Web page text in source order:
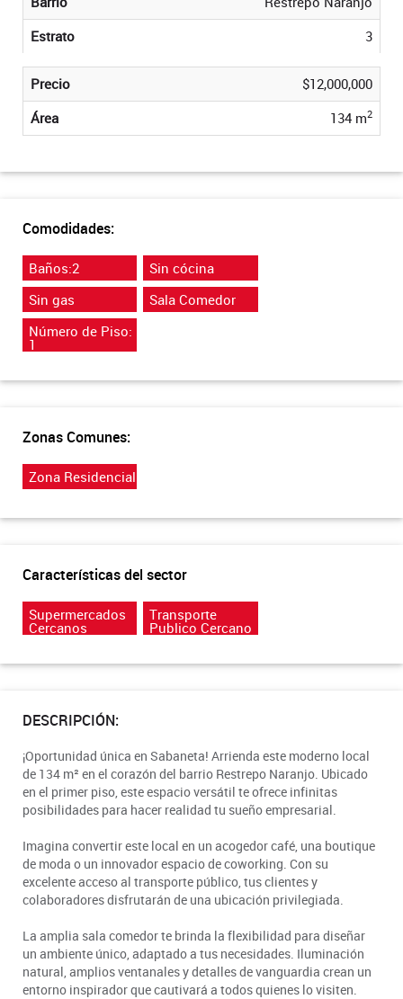
Estrato
3
Precio
$12,000,000
Área
134 m2
Comodidades:
Baños:2
Sin cócina
Sin gas
Sala Comedor
Número de Piso:
1
Zonas Comunes:
Zona Residencial
Características del sector
Supermercados
Cercanos
Transporte
Publico Cercano
DESCRIPCIÓN:
¡Oportunidad única en Sabaneta! Arrienda este moderno local
de 134 m² en el corazón del barrio Restrepo Naranjo. Ubicado
en el primer piso, este espacio versátil te ofrece infinitas
posibilidades para hacer realidad tu sueño empresarial.
Imagina convertir este local en un acogedor café, una boutique
de moda o un innovador espacio de coworking. Con su
excelente acceso al transporte público, tus clientes y
colaboradores disfrutarán de una ubicación privilegiada.
La amplia sala comedor te brinda la flexibilidad para diseñar
un ambiente único, adaptado a tus necesidades. Iluminación
natural, amplios ventanales y detalles de vanguardia crean un
entorno inspirador que cautivará a todos quienes lo visiten.